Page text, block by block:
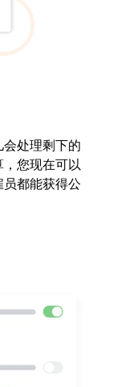
处理剩下的
您现在可以
都能获得公